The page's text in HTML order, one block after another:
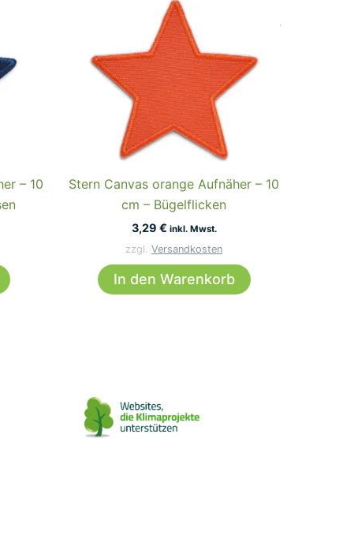
– 10
Stern Canvas orange Aufnäher – 10
cm – Bügelflicken
3,29 € inkl. Mwst.
zzgl. Versandkosten
In den Warenkorb